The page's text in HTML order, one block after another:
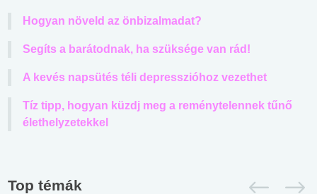
Hogyan növeld az önbizalmadat?
Segíts a barátodnak, ha szüksége van rád!
A kevés napsütés téli depresszióhoz vezethet
Tíz tipp, hogyan küzdj meg a reménytelennek tűnő
élethelyzetekkel
Top témák